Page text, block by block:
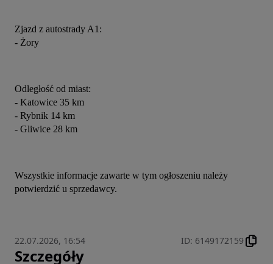
Zjazd z autostrady A1:
- Żory
Odległość od miast:
- Katowice 35 km
- Rybnik 14 km
- Gliwice 28 km
Wszystkie informacje zawarte w tym ogłoszeniu należy
potwierdzić u sprzedawcy.
22.07.2026, 16:54 ID: 6149172159
Szczegóły